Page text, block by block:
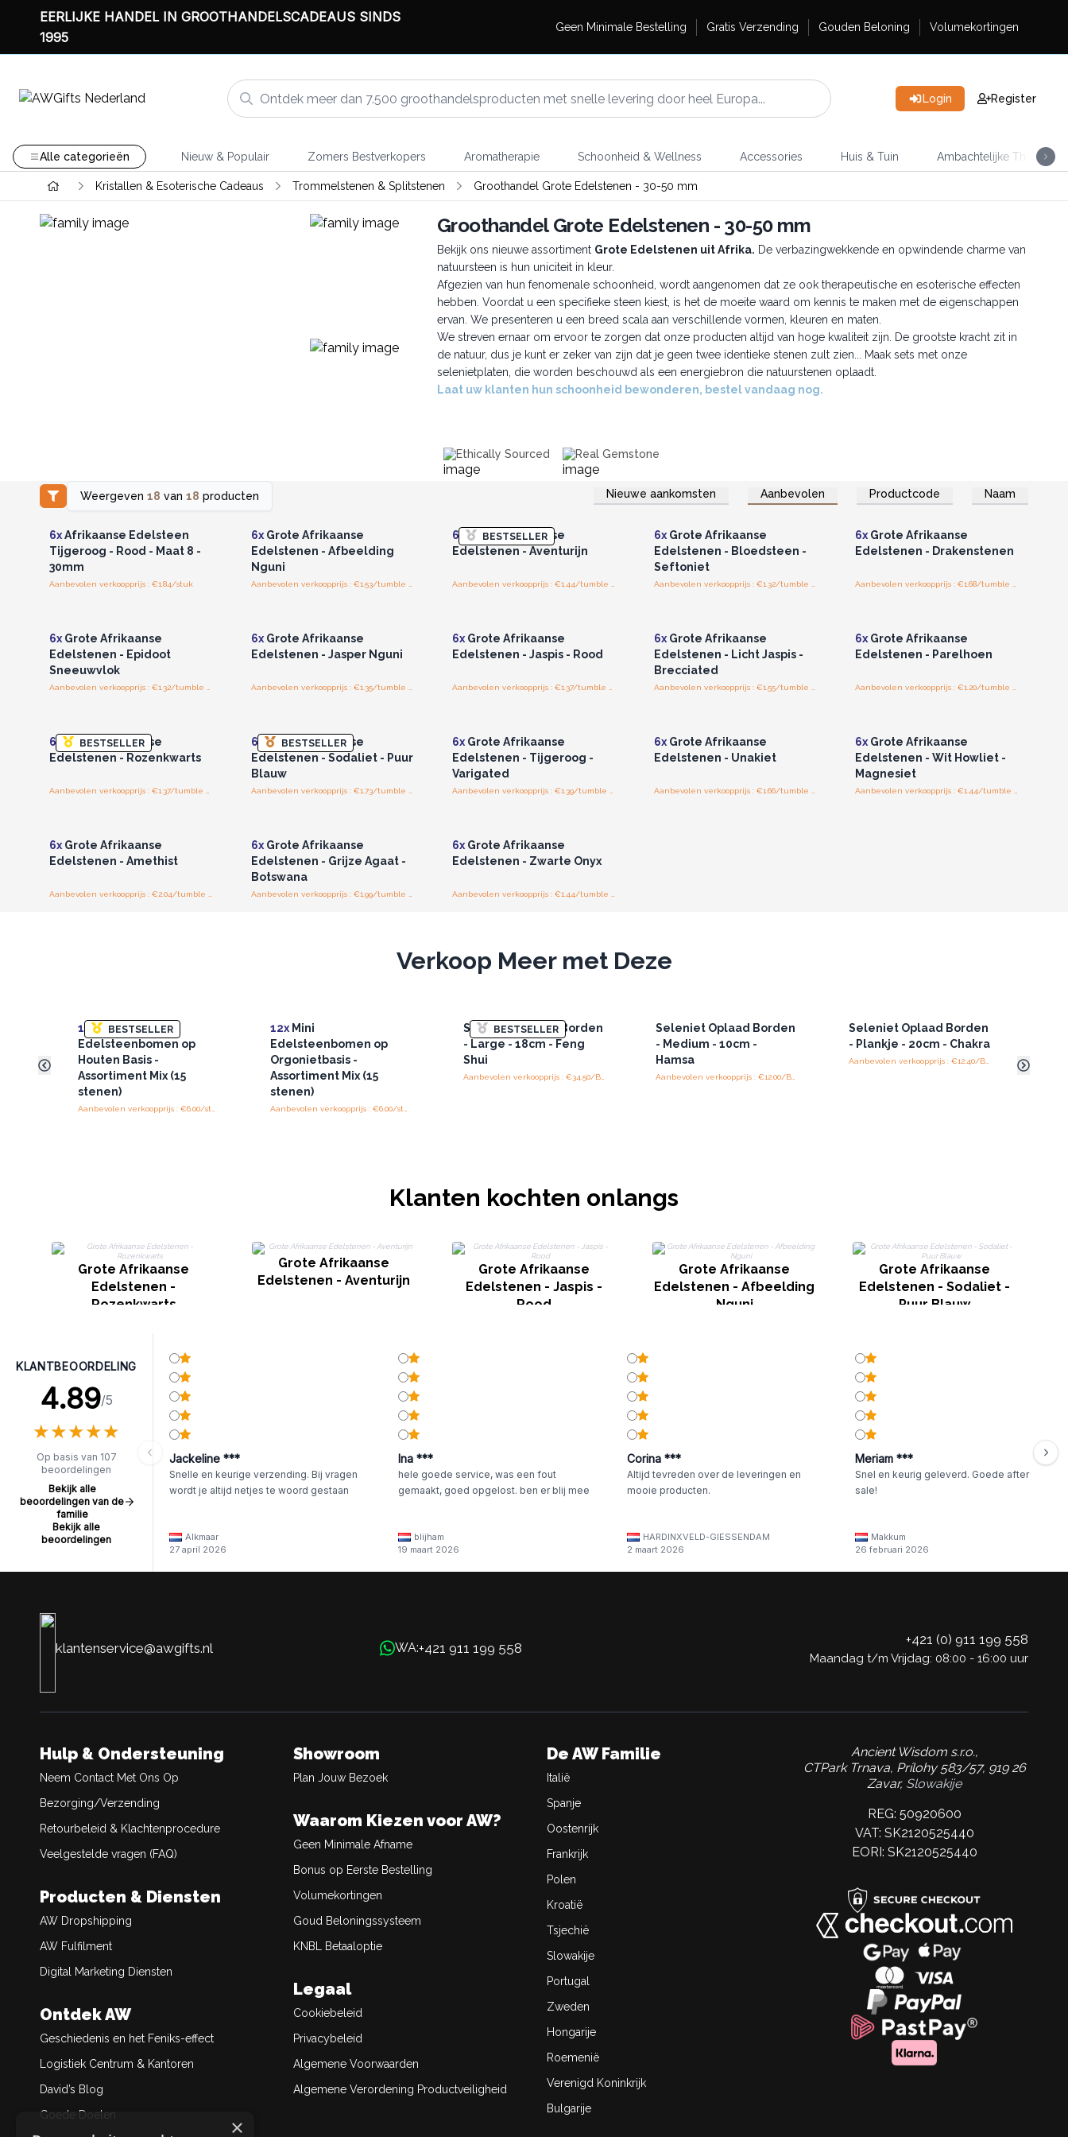
EERLIJKE HANDEL IN GROOTHANDELSCADEAUS SINDS
1995
Geen Minimale Bestelling Gratis Verzending Gouden Beloning Volumekortingen
Login Register
Alle categorieën Nieuw & Populair Zomers Bestverkopers Aromatherapie Schoonheid & Wellness Accessories Huis & Tuin Ambachtelijke Thee
Kristallen & Esoterische Cadeaus Trommelstenen & Splitstenen Groothandel Grote Edelstenen - 30-50 mm
Groothandel Grote Edelstenen - 30-50 mm
Bekijk ons nieuwe assortiment Grote Edelstenen uit Afrika. De verbazingwekkende en opwindende charme van
natuursteen is hun uniciteit in kleur.
Afgezien van hun fenomenale schoonheid, wordt aangenomen dat ze ook therapeutische en esoterische effecten
hebben. Voordat u een specifieke steen kiest, is het de moeite waard om kennis te maken met de eigenschappen
ervan. We presenteren u een breed scala aan verschillende vormen, kleuren en maten.
We streven ernaar om ervoor te zorgen dat onze producten altijd van hoge kwaliteit zijn. De grootste kracht zit in
de natuur, dus je kunt er zeker van zijn dat je geen twee identieke stenen zult zien... Maak sets met onze
selenietplaten, die worden beschouwd als een energiebron die natuurstenen oplaadt.
Laat uw klanten hun schoonheid bewonderen, bestel vandaag nog.
Ethically Sourced Real Gemstone
Weergeven 18 van 18 producten Nieuwe aankomsten Aanbevolen Productcode Naam
Log in of registreer u voor
groothandelsprijzen.
6xAfrikaanse Edelsteen
Tijgeroog - Rood - Maat 8 -
30mm
Aanbevolen verkoopprijs : €1.84/stuk
6xGrote Afrikaanse
Edelstenen - Afbeelding
Nguni
BESTSELLER
6x
Grote Afrikaanse
Edelstenen - Aventurijn
Log in of registreer u voor
groothandelsprijzen.
6xGrote Afrikaanse
Edelstenen - Bloedsteen -
Seftoniet
Log in of registreer u voor
groothandelsprijzen.
6x Grote Afrikaanse
Edelstenen - Drakenstenen
6x Grote Afrikaanse
Edelstenen - Epidoot
Sneeuwvlok
6xGrote Afrikaanse
Edelstenen - Jasper Nguni
6x Grote Afrikaanse
Edelstenen - Jaspis - Rood
6xGrote Afrikaanse
Edelstenen - Licht Jaspis -
Brecciated
6x Grote Afrikaanse
Edelstenen - Parelhoen
BESTSELLER
6x Grote Afrikaanse
Edelstenen - Rozenkwarts
BESTSELLER
6x Grote Afrikaanse
Edelstenen - Sodaliet - Puur
Blauw
6x Grote Afrikaanse
Edelstenen - Tijgeroog -
Varigated
6xGrote Afrikaanse
Edelstenen - Unakiet
6x Grote Afrikaanse
Edelstenen - Wit Howliet -
Magnesiet
6x Grote Afrikaanse
Edelstenen - Amethist
6xGrote Afrikaanse
Edelstenen - Grijze Agaat -
Botswana
6x Grote Afrikaanse
Edelstenen - Zwarte Onyx
Verkoop Meer met Deze
BESTSELLER
12xMini
Edelsteenbomen op
Houten Basis -
Assortiment Mix (15
stenen)
12x Mini
Edelsteenbomen op
Orgonietbasis -
Assortiment Mix (15
stenen)
BESTSELLER
Seleniet Oplaad Borden
- Large - 18cm - Feng
Shui
Aanbevolen verkoopprijs : €34.50/Bord
Seleniet Oplaad Borden
- Medium - 10cm -
Hamsa
Seleniet Oplaad Borden
- Plankje - 20cm - Chakra
Aanbevolen verkoopprijs : €12.40/Bord
Klanten kochten onlangs
Grote Afrikaanse
Edelstenen -
Rozenkwarts
Grote Afrikaanse
Edelstenen - Aventurijn
Grote Afrikaanse
Edelstenen - Jaspis -
Rood
Grote Afrikaanse
Edelstenen - Afbeelding
Nguni
Grote Afrikaanse
Edelstenen - Sodaliet -
Puur Blauw
KLANTBEOORDELING
4.89/5
★★★★★
★★★★★
Op basis van 107
beoordelingen
Bekijk alle
beoordelingen van de
familie
Bekijk alle
beoordelingen
Jackeline ***
Snelle en keurige verzending. Bij vragen
wordt je altijd netjes te woord gestaan
Alkmaar
27 april 2026
Ina ***
hele goede service, was een fout
gemaakt, goed opgelost. ben er blij mee
blijham
19 maart 2026
Corina ***
Altijd tevreden over de leveringen en
mooie producten.
HARDINXVELD-GIESSENDAM
2 maart 2026
Meriam ***
Snel en keurig geleverd. Goede after
sale!
Makkum
26 februari 2026
klantenservice@awgifts.nl WA:+421 911 199 558
+421 (0) 911 199 558
Maandag t/m Vrijdag: 08:00 - 16:00 uur
Hulp & Ondersteuning
Neem Contact Met Ons Op
Bezorging/Verzending
Retourbeleid & Klachtenprocedure
Veelgestelde vragen (FAQ)
Producten & Diensten
AW Dropshipping
AW Fulfilment
Digital Marketing Diensten
Ontdek AW
Geschiedenis en het Feniks-effect
Logistiek Centrum & Kantoren
David’s Blog
Goede Doelen
Showroom
Plan Jouw Bezoek
Waarom Kiezen voor AW?
Geen Minimale Afname
Bonus op Eerste Bestelling
Volumekortingen
Goud Beloningssysteem
KNBL Betaaloptie
Legaal
Cookiebeleid
Privacybeleid
Algemene Voorwaarden
Algemene Verordening Productveiligheid
De AW Familie
Italië
Spanje
Oostenrijk
Frankrijk
Polen
Kroatië
Tsjechië
Slowakije
Portugal
Zweden
Hongarije
Roemenië
Verenigd Koninkrijk
Bulgarije
Ancient Wisdom s.r.o.,
CTPark Trnava, Prílohy 583/57, 919 26
Zavar, Slowakije
REG: 50920600
VAT: SK2120525440
EORI: SK2120525440
×